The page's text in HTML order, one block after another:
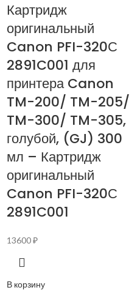
Картридж
оригинальный
Canon PFI-320С
2891C001 для
принтера Canon
TM-200/ TM-205/
TM-300/ TM-305,
голубой, (GJ) 300
мл – Картридж
оригинальный
Canon PFI-320С
2891C001
13600₽
В корзину